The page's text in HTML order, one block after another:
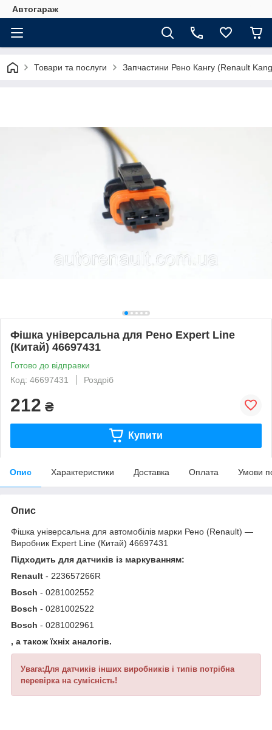
Автогараж
Товари та послуги Запчастини Рено Кангу (Renault
Фішка універсальна для Рено Expert Line
(Китай) 46697431
Готово до відправки
Код: 46697431
Роздріб
212 ₴
Купити
Опис Характеристики Доставка Оплата Умови
Опис
Фішка універсальна для автомобілів марки Рено (Renault) —
Виробник Expert Line (Китай) 46697431
Підходить для датчиків із маркуванням:
Renault - 223657266R
Bosch - 0281002552
Bosch - 0281002522
Bosch - 0281002961
, а також їхніх аналогів.
Увага:Для датчиків інших виробників і типів потрібна
перевірка на сумісність!